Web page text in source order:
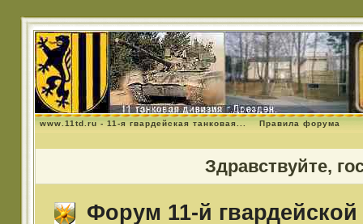
www.11td.ru - 11-я гвардейская танковая... Правила форума
Здравствуйте,
Форум 11-й гвардейской